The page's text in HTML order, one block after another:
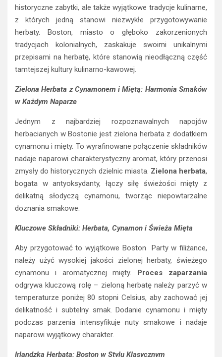
historyczne zabytki, ale także wyjątkowe tradycje kulinarne,
z których jedną stanowi niezwykłe przygotowywanie
herbaty. Boston, miasto o głęboko zakorzenionych
tradycjach kolonialnych, zaskakuje swoimi unikalnymi
przepisami na herbatę, które stanowią nieodłączną część
tamtejszej kultury kulinarno-kawowej.
Zielona Herbata z Cynamonem i Miętą: Harmonia Smaków
w Każdym Naparze
Jednym z najbardziej rozpoznawalnych napojów
herbacianych w Bostonie jest zielona herbata z dodatkiem
cynamonu i mięty. To wyrafinowane połączenie składników
nadaje naparowi charakterystyczny aromat, który przenosi
zmysły do historycznych dzielnic miasta. Zielona herbata,
bogata w antyoksydanty, łączy siłę świeżości mięty z
delikatną słodyczą cynamonu, tworząc niepowtarzalne
doznania smakowe.
Kluczowe Składniki: Herbata, Cynamon i Świeża Mięta
Aby przygotować to wyjątkowe Boston Party w filiżance,
należy użyć wysokiej jakości zielonej herbaty, świeżego
cynamonu i aromatycznej mięty. Proces zaparzania
odgrywa kluczową rolę – zieloną herbatę należy parzyć w
temperaturze poniżej 80 stopni Celsius, aby zachować jej
delikatność i subtelny smak. Dodanie cynamonu i mięty
podczas parzenia intensyfikuje nuty smakowe i nadaje
naparowi wyjątkowy charakter.
Irlandzka Herbata: Boston w Stylu Klasycznym